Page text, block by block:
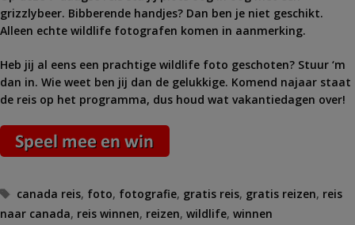
grizzlybeer. Bibberende handjes? Dan ben je niet geschikt.
Alleen echte wildlife fotografen komen in aanmerking.
Heb jij al eens een prachtige wildlife foto geschoten? Stuur ‘m
dan in. Wie weet ben jij dan de gelukkige. Komend najaar staat
de reis op het programma, dus houd wat vakantiedagen over!
Tags
canada reis, foto, fotografie, gratis reis, gratis reizen, reis
naar canada, reis winnen, reizen, wildlife, winnen